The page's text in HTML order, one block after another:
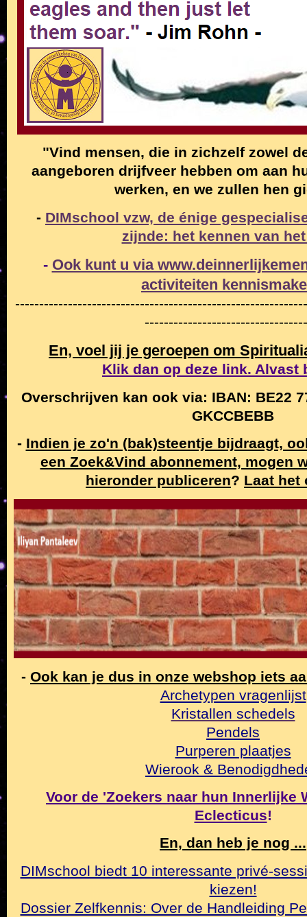
"Vind mensen, die in zichzelf zowel
aangeboren drijfveer hebben om aan
werken, en we zullen hen
- DIMschool vzw, de énige
zijnde: het kennen van
- Ook kunt u via
activiteiten
En, voel jij je geroepen om
Klik dan op deze link. Alvast
Overschrijven kan ook via: IBAN: BE22
GKCCBEBB
- Indien je zo'n (bak)steentje bijdraagt,
een Zoek&Vind abonnement, mogen
hieronder publiceren? Laat het
- Ook kan je dus in onze webshop iets
Archetypen vragenlijst
Kristallen schedels
Pendels
Purperen plaatjes
Wierook &
Voor de 'Zoekers naar hun Innerlijke
Eclecticus!
En, dan heb je nog ...
DIMschool biedt 10 interessante privé-
kiezen!
Dossier Zelfkennis: Over de Handleiding